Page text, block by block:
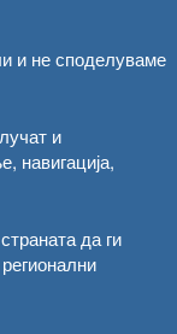
и не споделуваме
и
навигација,
да ги